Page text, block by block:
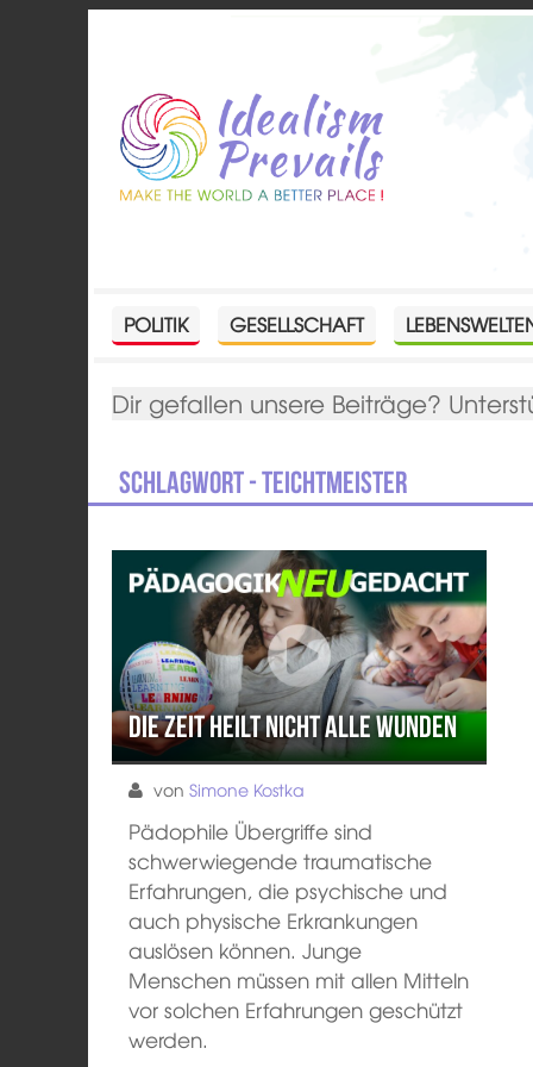
POLITIK GESELLSCHAFT
Dir gefallen unsere Beiträge?
Schlagwort - Teichtmeister
Die Zeit heilt nicht alle Wunden
vonSimone Kostka
Pädophile Übergriffe sind
schwerwiegende traumatische
Erfahrungen, die psychische und
auch physische Erkrankungen
auslösen können. Junge
Menschen müssen mit allen Mitteln
vor solchen Erfahrungen geschützt
werden.